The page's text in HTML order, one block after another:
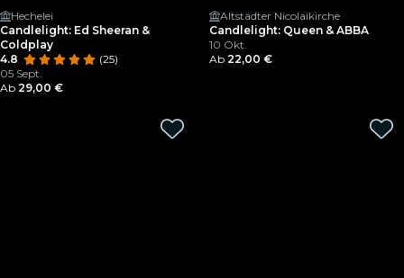
Hechelei
Candlelight: Ed Sheeran &
Coldplay
4.8
(25)
05 Sept.
Ab 29,00 €
Altstädter Nicolaikirche
Candlelight: Queen & ABBA
10 Okt.
Ab 22,00 €